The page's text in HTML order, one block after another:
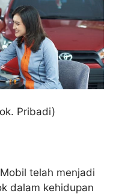
Pribadi)
telah menjadi
dalam kehidupan